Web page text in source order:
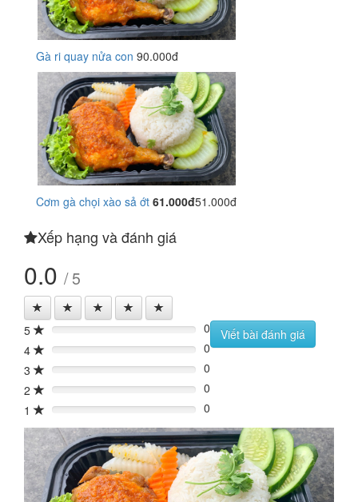
Gà ri quay nửa con 90.000đ
Cơm gà chọi xào sả ớt 61.000đ51.000đ
Xếp hạng và đánh giá
0.0 / 5
5 0%
0
4
0%
0
3
0%
0
2
0%
0
1
0% 0
Viết bài đánh giá